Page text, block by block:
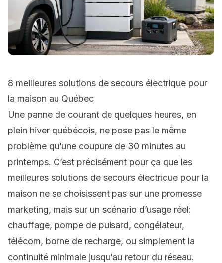
8 meilleures solutions de secours électrique pour
la maison au Québec
Une panne de courant de quelques heures, en
plein hiver québécois, ne pose pas le même
problème qu’une coupure de 30 minutes au
printemps. C’est précisément pour ça que les
meilleures solutions de secours électrique pour la
maison ne se choisissent pas sur une promesse
marketing, mais sur un scénario d’usage réel:
chauffage, pompe de puisard, congélateur,
télécom, borne de recharge, ou simplement la
continuité minimale jusqu’au retour du réseau.